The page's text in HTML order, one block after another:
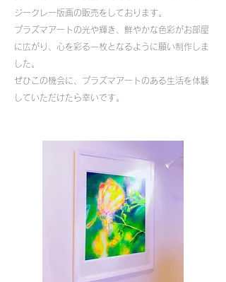
ジークレー版画の販売をしております。
プラズマアートの光や輝き、鮮やかな色彩がお部屋
に広がり、心を彩る一枚となるように願い制作しま
した。
ぜひこの機会に、プラズマアートのある生活を体験
していただけたら幸いです。